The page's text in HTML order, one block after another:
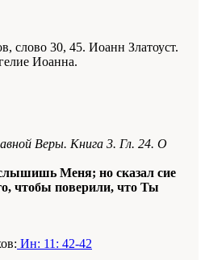
слово 30, 45. Иоанн Златоуст.
Иоанна.
Веры. Книга 3. Гл. 24. О
Меня; но сказал сие
чтобы поверили, что Ты
Ин: 11: 42-42